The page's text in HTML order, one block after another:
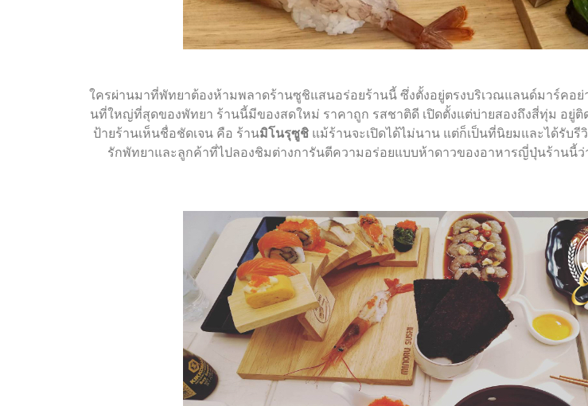
ใครผ่านมาที่พัทยาต้องห้ามพลาดร้านซูชิแสนอร่อยร้านนี้ ซึ่งตั้งอยู่ตรงบริเวณแลนด์มาร์คอย่า
นที่ใหญ่ที่สุดของพัทยา ร้านนี้มีของสดใหม่ ราคาถูก รสชาติดี เปิดตั้งแต่บ่ายสองถึงสี่ทุ่ม อยู่ติ
ป้ายร้านเห็นชื่อชัดเจน คือ ร้านมิโนรุซูชิ แม้ร้านจะเปิดได้ไม่นาน แต่ก็เป็นที่นิยมและได้รับรีวิ
รักพัทยาและลูกค้าที่ไปลองชิมต่างการันตีความอร่อยแบบห้าดาวของอาหารญี่ปุ่นร้านนี้ว่